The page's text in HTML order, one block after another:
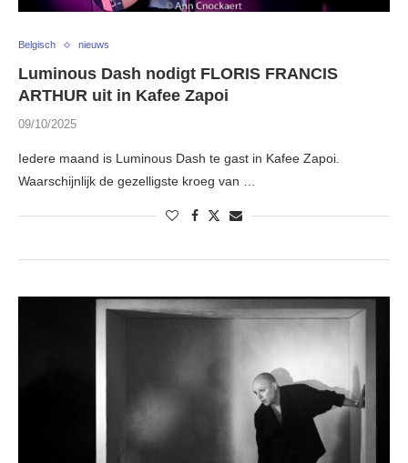
Belgisch nieuws
Luminous Dash nodigt FLORIS FRANCIS
ARTHUR uit in Kafee Zapoi
09/10/2025
Iedere maand is Luminous Dash te gast in Kafee Zapoi.
Waarschijnlijk de gezelligste kroeg van …